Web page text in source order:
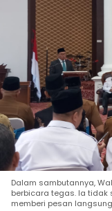
Dalam sambutannya,
berbicara tegas. Ia
memberi pesan